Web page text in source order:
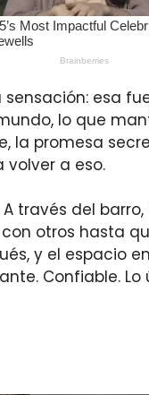
sensación: esa
lo que
la promesa
volver a eso.
través del
otros hasta
y el espacio
Confiable.